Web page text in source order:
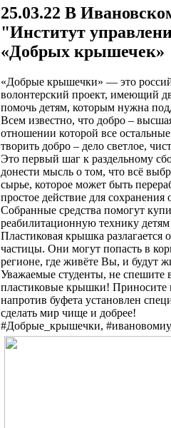
25.03.22 В
"Институт
«Добрых крышечек»
«Добрые крышечки» — это
волонтерский проект, имеющий
помочь детям, которым нужна
Всем известно, что добро –
отношении которой все
творить добро – дело светлое,
Это первый шаг к раздельному
донести мысль о том, что всё
сырье, которое может быть
простое действие для
Собранные средства помогут
реабилитационную технику
Пластиковая крышка разлагается
частицы. Они могут попасть в
регионе, где живёте Вы, и будут
Уважаемые студенты, не спешите
пластиковые крышки!
напротив буфета установлен
сделать мир чище и добрее!
#Добрые_крышечки,